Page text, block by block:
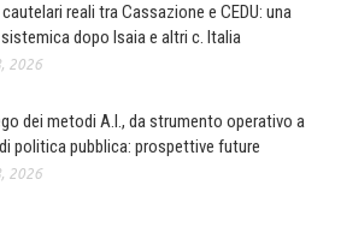
reali tra Cassazione e CEDU: una
dopo Isaia e altri c. Italia
2026
dei metodi A.I., da strumento operativo a
politica pubblica: prospettive future
2026